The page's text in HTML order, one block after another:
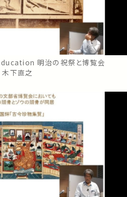
明治の祝祭と博覧会
下直之